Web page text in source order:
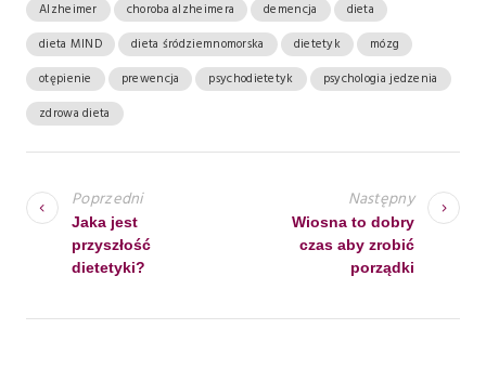
Alzheimer choroba alzheimera demencja dieta
dieta MIND dieta śródziemnomorska dietetyk mózg
otępienie prewencja psychodietetyk psychologia jedzenia
zdrowa dieta
A
W
A
Poprzedni
Jaka jest
przyszłość
dietetyki?
Następny
Wiosna to dobry
czas aby zrobić
porządki